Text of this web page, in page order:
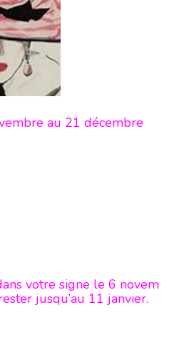
au 21 décembre
votre signe le 6 novem
jusqu’au 11 janvier.